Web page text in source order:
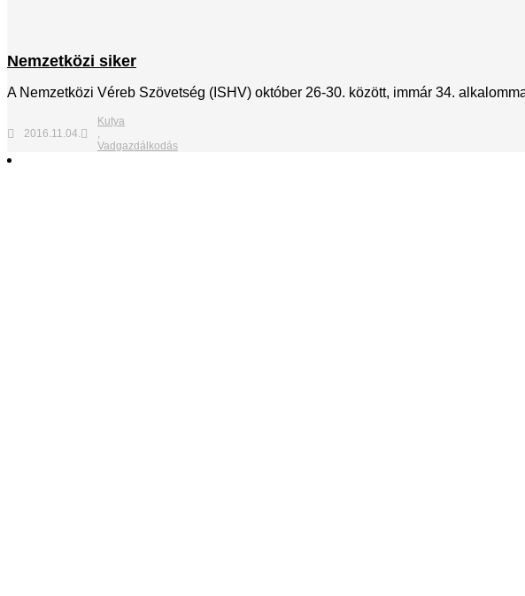
Nemzetközi siker
A Nemzetközi Véreb Szövetség (ISHV) október 26-30. között, immár 34.
2016.11.04.
Kutya
,
Vadgazdálkodás